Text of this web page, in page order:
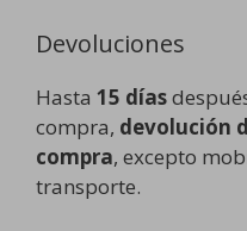
Devoluciones
Hasta 15 días
compra, devolución
compra, excepto
transporte.